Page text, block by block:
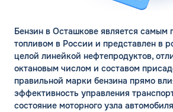
Бензин в Осташкове является самым
топливом в России и представлен в
целой линейкой нефтепродуктов,
октановым числом и составом
правильной марки бензина прямо
эффективность управления
состояние моторного узла